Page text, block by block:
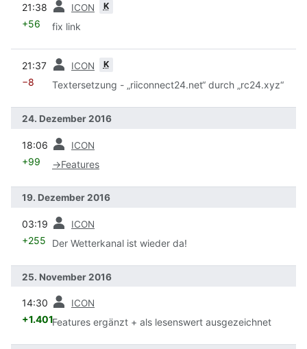
21:38 ICON K
+56 fix link
21:37 ICON K
−8 Textersetzung - „riiconnect24.net“ durch „rc24.xyz“
24. Dezember 2016
18:06 ICON
+99 →Features
19. Dezember 2016
03:19 ICON
+255 Der Wetterkanal ist wieder da!
25. November 2016
14:30 ICON
+1.401Features ergänzt + als lesenswert ausgezeichnet